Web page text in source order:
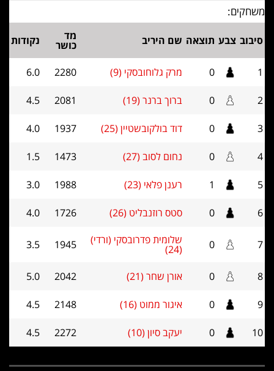
משחקים:
סיבוב צבע תוצאה שם היריב מד
כושר נקודות
1
0 מרק גלוחובסקי (9) 2280
6.0
2
0 ברוך ברנר (19) 2081
4.5
3
0 דוד בולקובשטיין (25) 1937
4.0
4
0 נחום לסוב (27) 1473
1.5
5
1 רענן פלאי (23) 1988
3.0
6
0 סטס רוזנבליט (26) 1726
4.0
7
0 שלומית פדרובסקי (ורדי)
(24)
1945
3.5
8
0 אורן שחר (21) 2042
5.0
9
0 איגור ממוט (16) 2148
4.5
10
0 יעקב סיון (10) 2272
4.5